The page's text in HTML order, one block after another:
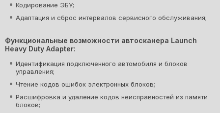
Кодирование ЭБУ;
Адаптация и сброс интервалов сервисного обслуживания;
Функциональные возможности автосканера Launch
Heavy Duty Adapter:
Идентификация подключенного автомобиля и блоков
управления;
Чтение кодов ошибок электронных блоков;
Расшифровка и удаление кодов неисправностей из памяти
блоков;